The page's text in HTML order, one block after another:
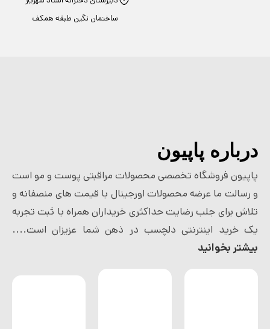
ساختمان نگین طبقه همکف
درباره پاپیون
پاپیون فروشگاه تخصصی محصولات مراقبتی پوست و مو است
و رسالت ما عرضه محصولات اورجینال با قیمت های منصفانه و
تلاش برای جلب رضایت حداکثری خریداران همراه با ثبت تجربه
یک خرید اینترنتی دلچسب در ذهن شما عزیزان است....
بیشتر بخوانید